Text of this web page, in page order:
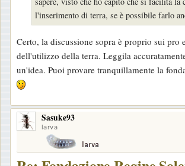
o
l'inserimento di terra, se è possibile farlo
Certo, la discussione sopra è proprio sui pro
dell'utilizzo della terra. Leggila
un'idea. Puoi provare tranquillamente la
Sasuke93
larva